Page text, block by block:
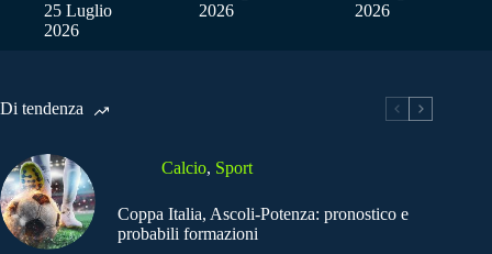
25 Luglio
2026
2026
2026
Di tendenza
Calcio, Sport
Coppa Italia, Ascoli-Potenza: pronostico e
probabili formazioni